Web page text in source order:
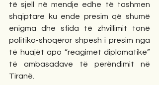
të sjell në mendje edhe të tashmen
shqiptare ku ende presim që shumë
enigma dhe sfida të zhvillimit tonë
politiko-shoqëror shpesh i presim nga
të huajët apo “reagimet diplomatike”
të ambasadave të perëndimit në
Tiranë.